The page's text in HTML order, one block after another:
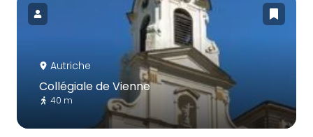
Autriche
Collégiale de Vienne
40 m